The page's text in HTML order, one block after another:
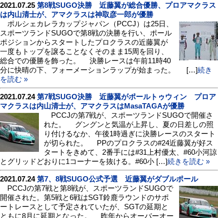
2021.07.25 第8戦SUGO決勝 近藤翼が総合優勝、プロアマクラス
は内山清士が、アマクラスは神取彦一郎が優勝
ポルシェカレラカップジャパン（PCCJ）は25日、
スポーツランドSUGOで第8戦の決勝を行い、ポール
ポジションからスタートしたプロクラスの近藤翼が
一度もトップを譲ることなくそのまま15周を回り、
総合での優勝を飾った。 決勝レースは午前11時40
分に快晴の下、フォーメーションラップが始まった。 […]続き
を読む »
2021.07.24第7戦SUGO決勝 近藤翼がポールトゥウィン プロア
マクラスは内山清士が、アマクラスはMasaTAGAが優勝
PCCJの第7戦が、スポーツランドSUGOで開催さ
れた。 グングンと気温が上昇し、夏の日差しの照
り付けるなか、午後1時過ぎに決勝レースのスタート
が切られた。 PPのプロクラスの#24近藤翼が好ス
タートをきめて、2番手には#31上村優太、#60小河諒
とグリッドどおりに1コーナーを抜ける。#60小 […]続きを読む »
2021.07.24第7、8戦SUGO公式予選 近藤翼がダブルポール
PCCJの第7戦と第8戦が、スポーツランドSUGOで
開催された。第5戦と6戦はSGT鈴鹿ラウンドのサポ
ートレースとして予定されていたが、SGTの延期と
ともに8月に延期となった。 昨年からオーバーオー